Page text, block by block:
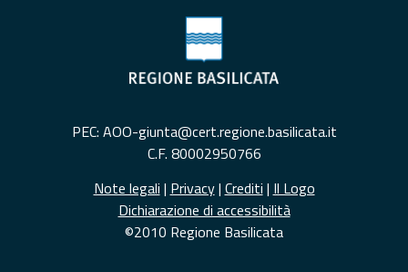
PEC: AOO-giunta@cert.regione.basilicata.it
C.F. 80002950766
Note legali | Privacy| Crediti | Il Logo
Dichiarazione di accessibilità
©2010 Regione Basilicata